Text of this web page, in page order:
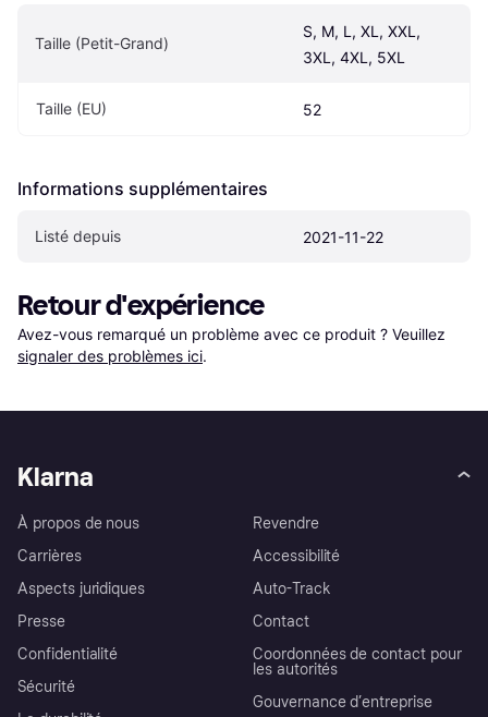
Taille (Petit-Grand)
S, M, L, XL, XXL,
3XL, 4XL, 5XL
Taille (EU) 52
Informations supplémentaires
Listé depuis 2021-11-22
Retour d'expérience
Avez-vous remarqué un problème avec ce produit ? Veuillez
signaler des problèmes ici.
Klarna
À propos de nous
Carrières
Aspects juridiques
Presse
Confidentialité
Sécurité
Revendre
Accessibilité
Auto-Track
Contact
Coordonnées de contact pour
les autorités
Gouvernance d’entreprise